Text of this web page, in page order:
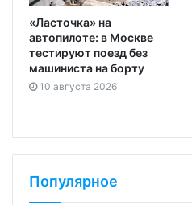
«Ласточка» на
автопилоте: в Москве
тестируют поезд без
машиниста на борту
10 августа 2026
Популярное